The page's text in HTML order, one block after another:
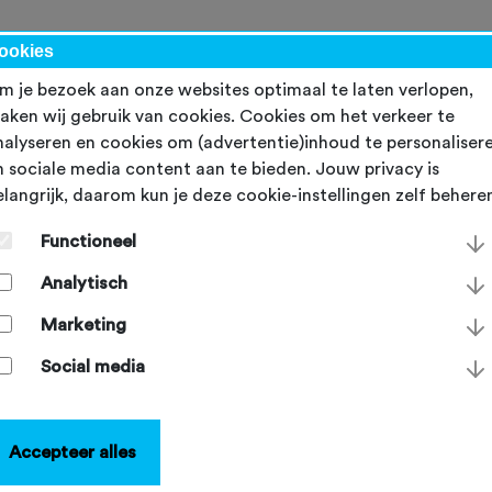
gaat de waarborgsom die je als vereniging of organisatie
terugbetalen. Deze waarborgsom heb je bij
als zekerheid - bijvoorbeeld bij achterstallige betalingen.
is dat nooit voorgekomen. Daarom krijg je de
terug.
je bezoek aan onze websites optimaal te laten verlopen,
wij gebruik van cookies. Cookies om het verkeer te
en cookies om (advertentie)inhoud te
sociale media content aan te bieden. Jouw privacy is
daarom kun je deze cookie-instellingen zelf
Functioneel
Analytisch
Marketing
Social media
Accepteer alles